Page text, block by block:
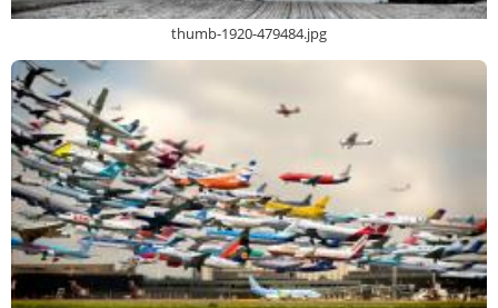
thumb-1920-479484.jpg